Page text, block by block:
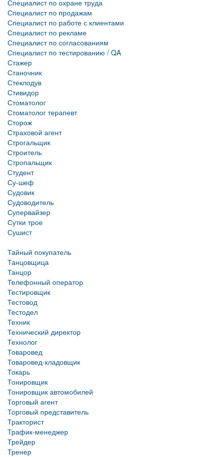
Специалист по охране труда
Специалист по продажам
Специалист по работе с клиентами
Специалист по рекламе
Специалист по согласованиям
Специалист по тестированию / QA
Стажер
Станочник
Стеклодув
Стивидор
Стоматолог
Стоматолог терапевт
Сторож
Страховой агент
Строгальщик
Строитель
Стропальщик
Студент
Су-шеф
Судовик
Судоводитель
Супервайзер
Сутки трое
Сушист
Тайный покупатель
Танцовщица
Танцор
Телефонный оператор
Тестировщик
Тестовод
Тестодел
Техник
Технический директор
Технолог
Товаровед
Товаровед-кладовщик
Токарь
Тонировщик
Тонировщик автомобилей
Торговый агент
Торговый представитель
Тракторист
Трафик-менеджер
Трейдер
Тренер